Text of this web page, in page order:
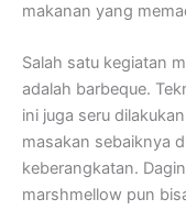
makanan yang
Salah satu kegiatan
adalah barbeque.
ini juga seru
masakan sebaiknya
keberangkatan.
marshmellow pun